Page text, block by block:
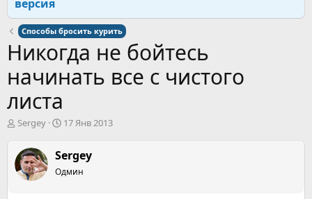
версия
Способы бросить курить
Никогда не бойтесь
начинать все с чистого
листа
А
о
р
Sergey
Д
а
н
17 Янв 2013
Sergey
Одмин